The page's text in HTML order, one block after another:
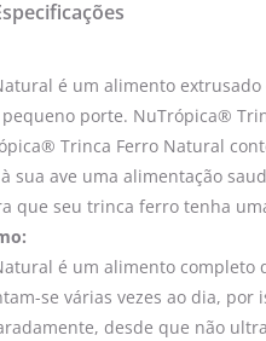
é um alimento
porte. NuTrópica®
Trinca Ferro Natural
sua ave uma alimentação
que seu trinca ferro tenha
é um alimento completo
se várias vezes ao dia,
desde que não